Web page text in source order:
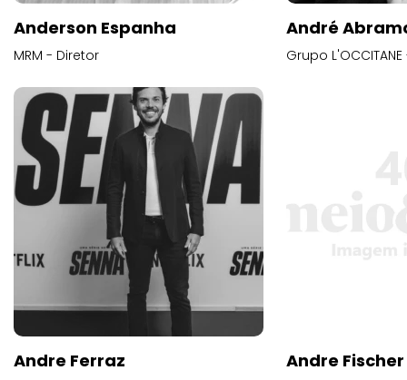
Anderson Espanha
MRM - Diretor
André
Grupo
Andre Ferraz Andre Fischer